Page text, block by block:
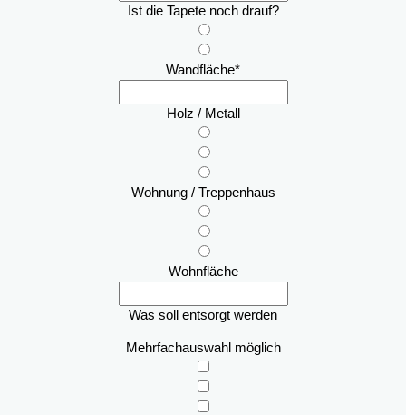
Ist die Tapete noch drauf?
Wandfläche*
Holz / Metall
Wohnung / Treppenhaus
Wohnfläche
Was soll entsorgt werden
Mehrfachauswahl möglich